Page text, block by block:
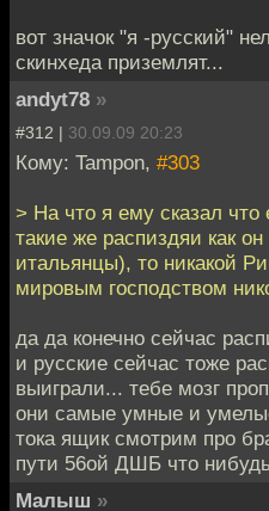
вот значок "я -русский"
скинхеда приземлят...
andyt78 »
#312 | 30.09.09 20:23
Кому: Tampon, #303
> На что я ему сказал
такие же распиздяи как
итальянцы), то никакой
мировым господством
да да конечно сейчас
и русские сейчас тоже
выиграли... тебе мозг
они самые умные и
тока ящик смотрим про
пути 56ой ДШБ что
Малыш »